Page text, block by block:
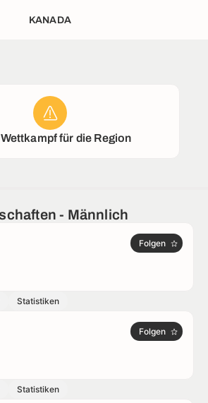
KANADA
für die Region
- Männlich
Folgen
Statistiken
Folgen
Statistiken